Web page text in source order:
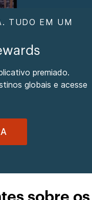
TUDO EM UM
premiado.
globais e acesse